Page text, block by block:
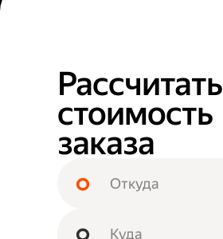
Рассчитать
стоимость
заказа